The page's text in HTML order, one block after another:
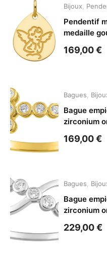
Bijoux
Pendentif
medaille
169,00€
Bagues
Bague
zirconium
169,00€
Bagues
Bague
zirconium
229,00€